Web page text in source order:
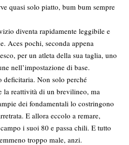
quasi solo piatto, bum bum sempre
diventa rapidamente leggibile e
Aces pochi, seconda appena
per un atleta della sua taglia, uno
nell’impostazione di base.
deficitaria. Non solo perché
la reattività di un brevilineo, ma
dei fondamentali lo costringono
E allora eccolo a remare,
i suoi 80 e passa chili. E tutto
troppo male, anzi.